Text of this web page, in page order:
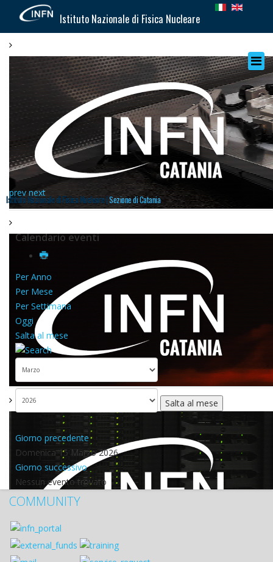
Istituto Nazionale di Fisica Nucleare
prev next
Istituto Nazionale di Fisica Nucleare |Sezione di Catania
Calendario eventi
Per Anno
Per Mese
Per Settimana
Oggi
Salta al mese
Salta al mese
Giorno precedente
Domenica 15 Marzo 2026
Giorno successivo
Nessun evento trovato
COMMUNITY